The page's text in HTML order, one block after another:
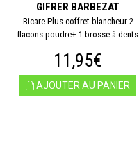
GIFRER BARBEZAT
Bicare Plus coffret blancheur 2
flacons poudre+ 1 brosse à dents
11,95€
AJOUTER AU PANIER